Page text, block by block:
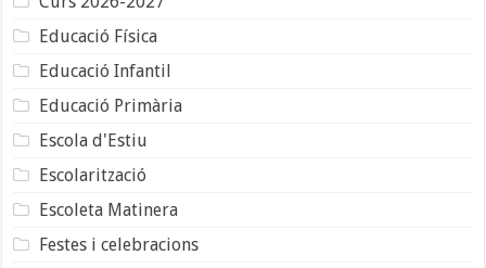
Educació Física
Educació Infantil
Educació Primària
Escola d'Estiu
Escolarització
Escoleta Matinera
Festes i celebracions